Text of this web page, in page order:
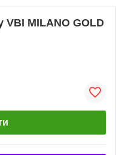
VBI MILANO GOLD